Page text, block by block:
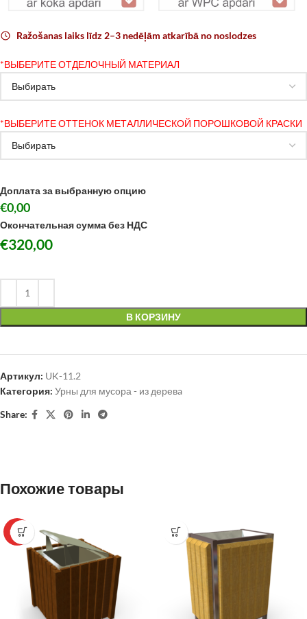
Ražošanas laiks līdz 2–3 nedēļām atkarībā no noslodzes
*ВЫБЕРИТЕ ОТДЕЛОЧНЫЙ МАТЕРИАЛ
*ВЫБЕРИТЕ ОТТЕНОК МЕТАЛЛИЧЕСКОЙ ПОРОШКОВОЙ КРАСКИ
Доплата за выбранную опцию
€0,00
Окончательная сумма без НДС
€320,00
В КОРЗИНУ
Артикул: UK-11.2
Категория: Урны для мусора - из деревa
Share:
Похожие товары
HOT